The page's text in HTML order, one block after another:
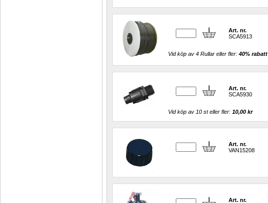
Art. nr.
SCA5913
Vid köp av 4 Rullar eller fler: 40% rabatt
Art. nr.
SCA5930
Vid köp av 10 st eller fler: 10,00 kr
Art. nr.
VAN15208
Art. nr.